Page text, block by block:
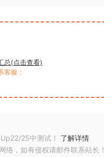
总(点击查看)
客服；
25中测试！ 了解详情
络，如有侵权请邮件联系站长！